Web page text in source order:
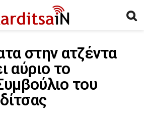
στην ατζέντα
αύριο το
του